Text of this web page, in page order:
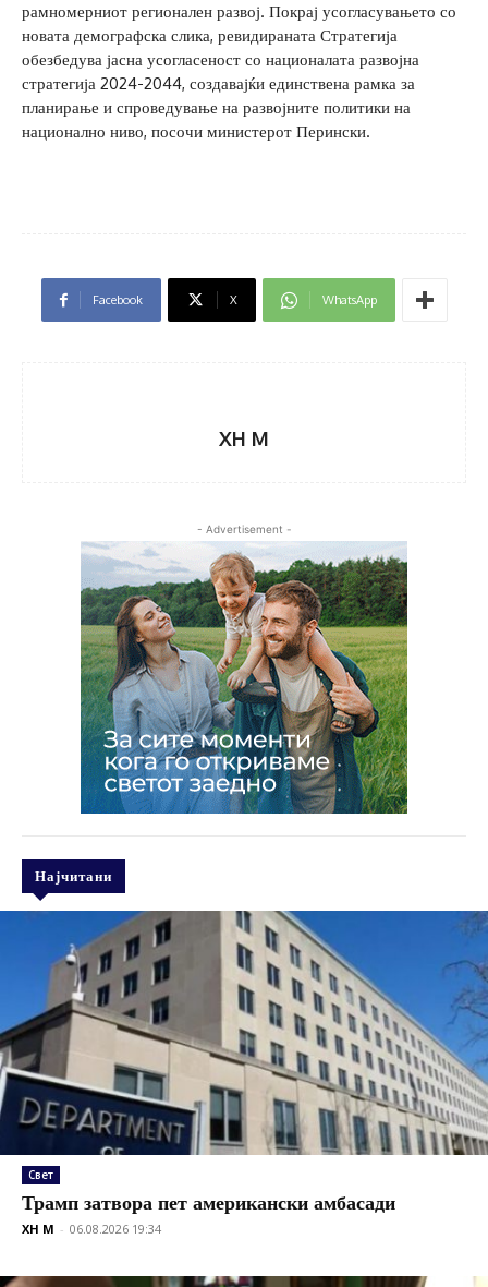
рамномерниот регионален развој. Покрај усогласувањето со
новата демографска слика, ревидираната Стратегија
обезбедува јасна усогласеност со националата развојна
стратегија 2024-2044, создавајќи единствена рамка за
планирање и спроведување на развојните политики на
национално ниво, посочи министерот Перински.
Facebook X WhatsApp
XH M
- Advertisement -
Најчитани
Свет
Трамп затвора пет американски амбасади
XH M - 06.08.2026 19:34